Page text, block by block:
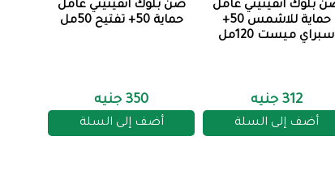
بلوك انفينيتي عامل
حماية للاشمس 50+
سبراي ميست 120مل
312 جنيه
أضف إلى السلة
صن بلوك انفينيتي عامل
حماية 50+ تفتيح 50مل
350 جنيه
أضف إلى السلة